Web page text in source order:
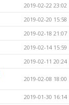
2019-02-22 23:02
2019-02-20 15:58
2019-02-18 21:07
2019-02-14 15:59
2019-02-11 20:24
2019-02-08 18:00
2019-01-30 16:14